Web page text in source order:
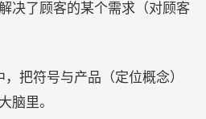
决了顾客的某个需求（对顾客
把符号与产品（定位概念）
脑里。